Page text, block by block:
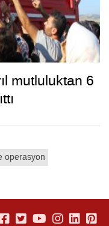
operasyon
mutluluktan 6